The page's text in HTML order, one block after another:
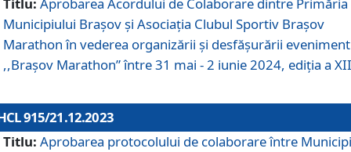
Titlu: Aprobarea Acordului de Colaborare dintre Primăria
Municipiului Brașov și Asociația Clubul Sportiv Brașov
Marathon în vederea organizării și desfășurării
,,Brașov Marathon” între 31 mai - 2 iunie 2024, ediția a
915/21.12.2023
Titlu: Aprobarea protocolului de colaborare între